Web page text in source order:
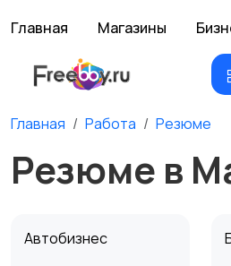
Главная Магазины
Главная Работа Резюме
Резюме в
Автобизнес